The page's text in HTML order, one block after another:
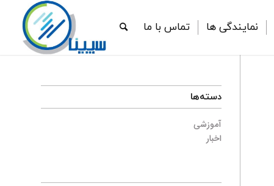
نمایندگی ها تماس با ما
دسته‌ها
آموزشی
اخبار